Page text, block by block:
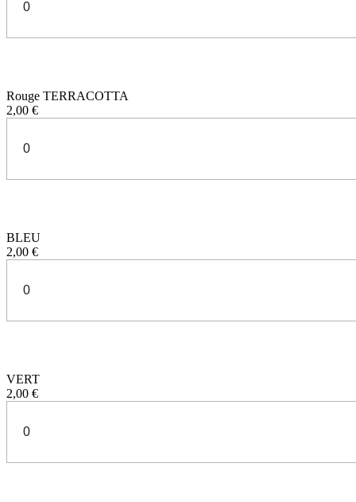
Rouge TERRACOTTA
2,00 €
BLEU
2,00 €
VERT
2,00 €